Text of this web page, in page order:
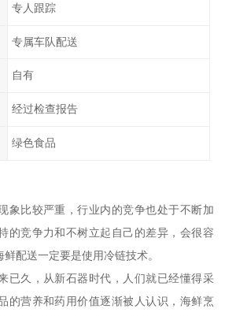
专人跟踪
专属车队配送
自有
经过检查报告
绿色食品
象比较严重，行业内的竞争也处于不断加
的竞争力和不树立起自己的差异，会很容
配送一定要是使用冷链技术。
已久，从新石器时代，人们就已经懂得采
的营养和药用价值逐渐被人认识，海鲜烹